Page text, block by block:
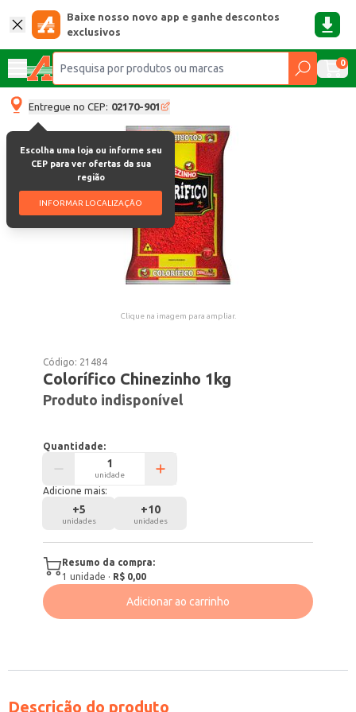
Baixe nosso novo app e ganhe descontos
exclusivos
0
Entregue no CEP: 02170-901
Escolha uma loja ou informe seu
CEP para ver ofertas da sua
região
INFORMAR LOCALIZAÇÃO
Clique na imagem para ampliar.
Código: 21484
Colorífico Chinezinho 1kg
Produto indisponível
Quantidade:
unidade
Adicione mais:
+5
unidades
+10
unidades
Resumo da compra:
1 unidade · R$ 0,00
Adicionar ao carrinho
Descrição do produto